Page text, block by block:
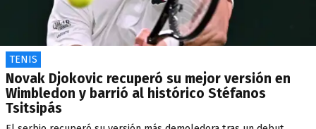
TENIS
Novak Djokovic recuperó su mejor versión en
Wimbledon y barrió al histórico Stéfanos
Tsitsipás